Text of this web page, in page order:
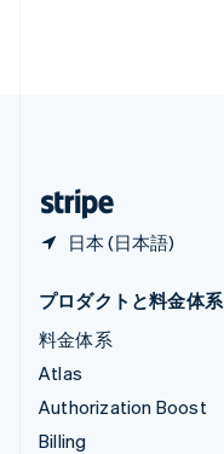
日本 (日本語)
プロダクトと料金体系
料金体系
Atlas
Authorization Boost
Billing